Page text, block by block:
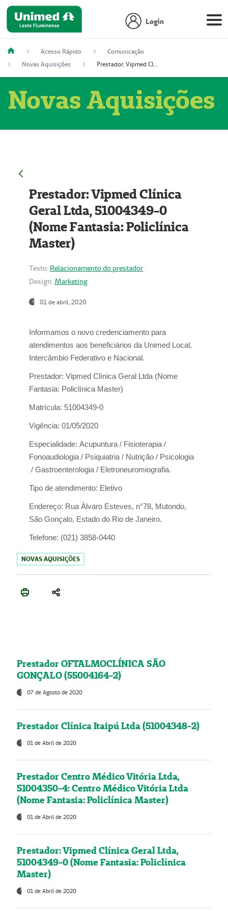
Login
Acesso Rápido
Comunicação
Novas Aquisições
Prestador: Vipmed Clínica Geral Ltda, 51004349-0 (Nome Fantasia: Policlínica Master)
Novas Aquisições
Prestador: Vipmed Clínica
Geral Ltda, 51004349-0
(Nome Fantasia: Policlínica
Master)
Texto: Relacionamento do prestador
Design: Marketing
01 de abril, 2020
Informamos o novo credenciamento para
atendimentos aos beneficiários da Unimed Local,
Intercâmbio Federativo e Nacional.
Prestador: Vipmed Clínica Geral Ltda (Nome
Fantasia: Policlínica Master)
Matrícula: 51004349-0
Vigência: 01/05/2020
Especialidade: Acupuntura / Fisioterapia /
Fonoaudiologia / Psiquiatria / Nutrição / Psicologia
/ Gastroenterologia / Eletroneuromiografia.
Tipo de atendimento: Eletivo
Endereço: Rua Àlvaro Esteves, n°78, Mutondo,
São Gonçalo, Estado do Rio de Janeiro.
Telefone: (021) 3858-0440
NOVAS AQUISIÇÕES
Prestador OFTALMOCLÍNICA SÃO
GONÇALO (55004164-2)
07 de Agosto de 2020
Prestador Clínica Itaipú Ltda (51004348-2)
01 de Abril de 2020
Prestador Centro Médico Vitória Ltda,
51004350-4: Centro Médico Vitória Ltda
(Nome Fantasia: Policlínica Master)
01 de Abril de 2020
Prestador: Vipmed Clínica Geral Ltda,
51004349-0 (Nome Fantasia: Policlínica
Master)
01 de Abril de 2020